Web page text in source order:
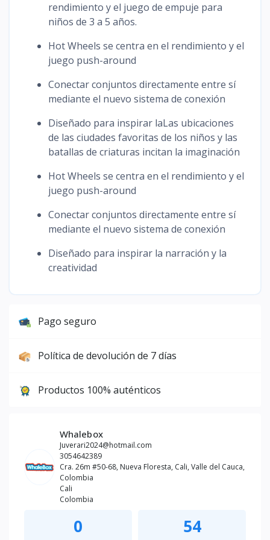
rendimiento y el juego de empuje para
niños de 3 a 5 años.
Hot Wheels se centra en el rendimiento y el
juego push-around
Conectar conjuntos directamente entre sí
mediante el nuevo sistema de conexión
Diseñado para inspirar laLas ubicaciones
de las ciudades favoritas de los niños y las
batallas de criaturas incitan la imaginación
Hot Wheels se centra en el rendimiento y el
juego push-around
Conectar conjuntos directamente entre sí
mediante el nuevo sistema de conexión
Diseñado para inspirar la narración y la
creatividad
Pago seguro
Política de devolución de 7 días
Productos 100% auténticos
Whalebox
Juverari2024@hotmail.com
3054642389
Cra. 26m #50-68, Nueva Floresta, Cali, Valle del Cauca,
Colombia
Cali
Colombia
0 54